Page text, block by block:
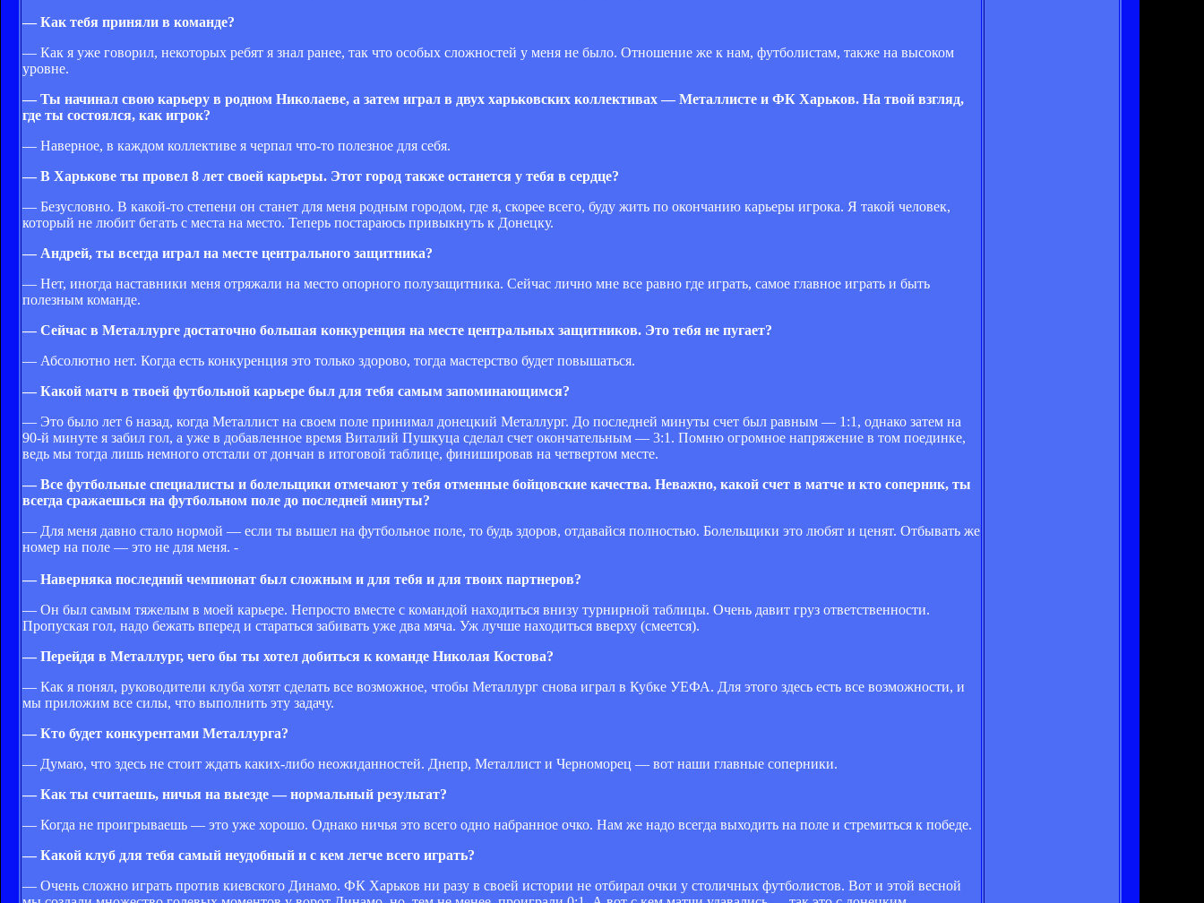
— Как тебя приняли в команде?
— Как я уже говорил, некоторых ребят я знал ранее, так что особых сложностей у меня не было. Отношение же к нам, футболистам, также на высоком
уровне.
— Ты начинал свою карьеру в родном Николаеве, а затем играл в двух харьковских коллективах — Металлисте и ФК Харьков. На твой взгляд,
где ты состоялся, как игрок?
— Наверное, в каждом коллективе я черпал что-то полезное для себя.
— В Харькове ты провел 8 лет своей карьеры. Этот город также останется у тебя в сердце?
— Безусловно. В какой-то степени он станет для меня родным городом, где я, скорее всего, буду жить по окончанию карьеры игрока. Я такой человек,
который не любит бегать с места на место. Теперь постараюсь привыкнуть к Донецку.
— Андрей, ты всегда играл на месте центрального защитника?
— Нет, иногда наставники меня отряжали на место опорного полузащитника. Сейчас лично мне все равно где играть, самое главное играть и быть
полезным команде.
— Сейчас в Металлурге достаточно большая конкуренция на месте центральных защитников. Это тебя не пугает?
— Абсолютно нет. Когда есть конкуренция это только здорово, тогда мастерство будет повышаться.
— Какой матч в твоей футбольной карьере был для тебя самым запоминающимся?
— Это было лет 6 назад, когда Металлист на своем поле принимал донецкий Металлург. До последней минуты счет был равным — 1:1, однако затем на
90-й минуте я забил гол, а уже в добавленное время Виталий Пушкуца сделал счет окончательным — 3:1. Помню огромное напряжение в том поединке,
ведь мы тогда лишь немного отстали от дончан в итоговой таблице, финишировав на четвертом месте.
— Все футбольные специалисты и болельщики отмечают у тебя отменные бойцовские качества. Неважно, какой счет в матче и кто соперник, ты
всегда сражаешься на футбольном поле до последней минуты?
— Для меня давно стало нормой — если ты вышел на футбольное поле, то будь здоров, отдавайся полностью. Болельщики это любят и ценят. Отбывать же
номер на поле — это не для меня. -
— Наверняка последний чемпионат был сложным и для тебя и для твоих партнеров?
— Он был самым тяжелым в моей карьере. Непросто вместе с командой находиться внизу турнирной таблицы. Очень давит груз ответственности.
Пропуская гол, надо бежать вперед и стараться забивать уже два мяча. Уж лучше находиться вверху (смеется).
— Перейдя в Металлург, чего бы ты хотел добиться к команде Николая Костова?
— Как я понял, руководители клуба хотят сделать все возможное, чтобы Металлург снова играл в Кубке УЕФА. Для этого здесь есть все возможности, и
мы приложим все силы, что выполнить эту задачу.
— Кто будет конкурентами Металлурга?
— Думаю, что здесь не стоит ждать каких-либо неожиданностей. Днепр, Металлист и Черноморец — вот наши главные соперники.
— Как ты считаешь, ничья на выезде — нормальный результат?
— Когда не проигрываешь — это уже хорошо. Однако ничья это всего одно набранное очко. Нам же надо всегда выходить на поле и стремиться к победе.
— Какой клуб для тебя самый неудобный и с кем легче всего играть?
— Очень сложно играть против киевского Динамо. ФК Харьков ни разу в своей истории не отбирал очки у столичных футболистов. Вот и этой весной